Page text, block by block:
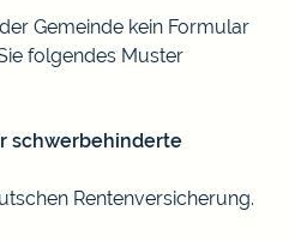
Gemeinde kein Formular
folgendes Muster
schwerbehinderte
Rentenversicherung.